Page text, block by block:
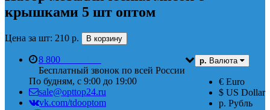
крышками 5 шт оптом
Цена за шт: 210 р. В корзину
р. Валюта
€ Euro
$ US Dollar
р. Рубль
8 800
Бесплатный звонок по всей России
По будням, с 9:00 до 19:00
sale@opttop24.ru
vk.com/tdooptom